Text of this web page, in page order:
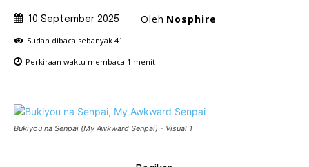
10 September 2025 Oleh Nosphire
Sudah dibaca sebanyak 41
Perkiraan waktu membaca 1 menit
Bukiyou na Senpai (My Awkward Senpai) - Visual 1